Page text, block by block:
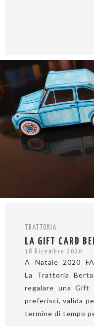
TRATTORIA
LA GIFT CARD
18 Dicembre 2020
A Natale 2020
La Trattoria
regalare una Gift
preferisci, valida
termine di tempo